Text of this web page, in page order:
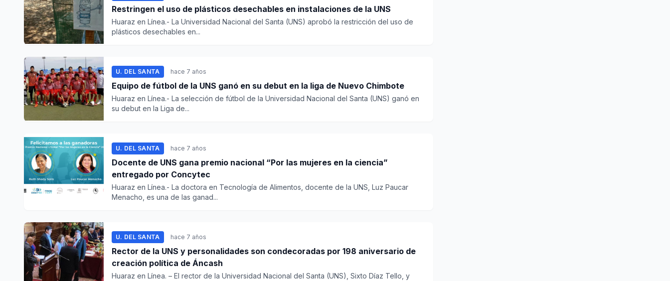
Restringen el uso de plásticos desechables en instalaciones de la UNS
Huaraz en Línea.- La Universidad Nacional del Santa (UNS) aprobó la restricción del uso de
plásticos desechables en...
U. DEL SANTA hace 7 años
Equipo de fútbol de la UNS ganó en su debut en la liga de Nuevo Chimbote
Huaraz en Línea.- La selección de fútbol de la Universidad Nacional del Santa (UNS) ganó en
su debut en la Liga de...
U. DEL SANTA hace 7 años
Docente de UNS gana premio nacional “Por las mujeres en la ciencia”
entregado por Concytec
Huaraz en Línea.- La doctora en Tecnología de Alimentos, docente de la UNS, Luz Paucar
Menacho, es una de las ganad...
U. DEL SANTA hace 7 años
Rector de la UNS y personalidades son condecoradas por 198 aniversario de
creación política de Áncash
Huaraz en Línea. – El rector de la Universidad Nacional del Santa (UNS), Sixto Díaz Tello, y